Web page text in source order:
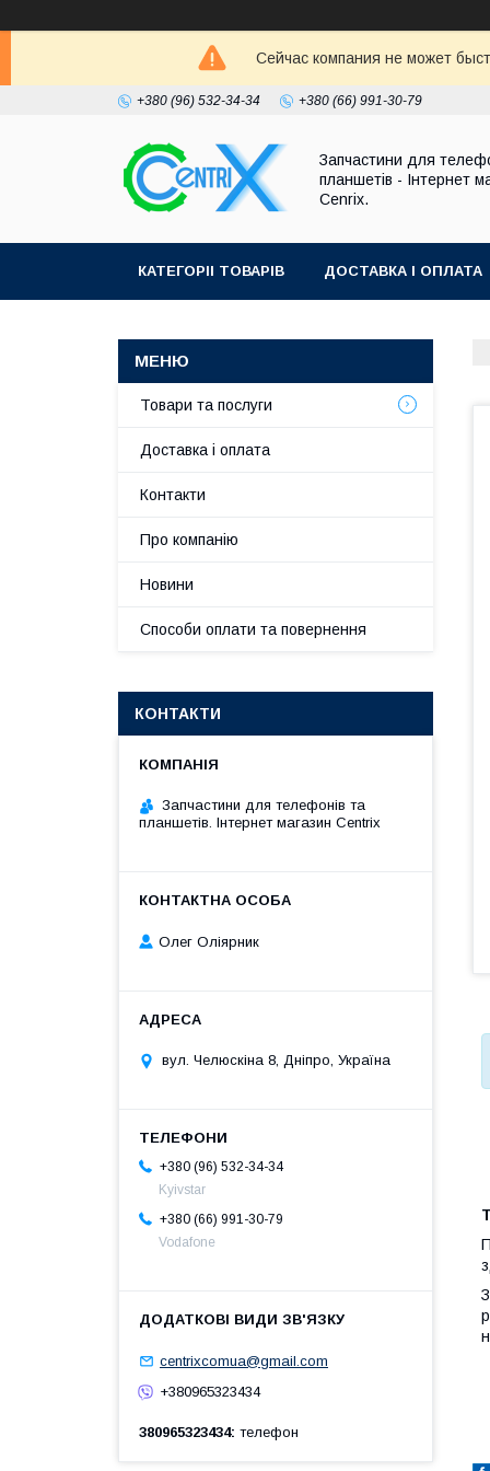
Сейчас компания не может
+380 (96) 532-34-34 +380 (66) 991-30-79
Запчастини для
планшетів - Інтернет
Cenrix.
КАТЕГОРІІ ТОВАРІВ ДОСТАВКА І ОПЛАТА
Товари та послуги
Доставка і оплата
Контакти
Про компанію
Новини
Способи оплати та повернення
КОНТАКТИ
Запчастини для телефонів та
планшетів. Інтернет магазин Centrix
Олег Оліярник
вул. Челюскіна 8, Дніпро, Україна
+380 (96) 532-34-34
Kyivstar
+380 (66) 991-30-79
Vodafone
centrixcomua@gmail.com
+380965323434
380965323434 телефон